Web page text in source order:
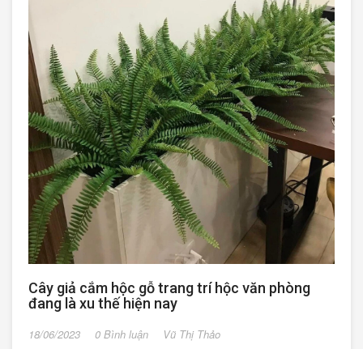
Cây giả cắm hộc gỗ trang trí hộc văn phòng
đang là xu thế hiện nay
18/06/2023 0 Bình luận
Vũ Thị Thảo